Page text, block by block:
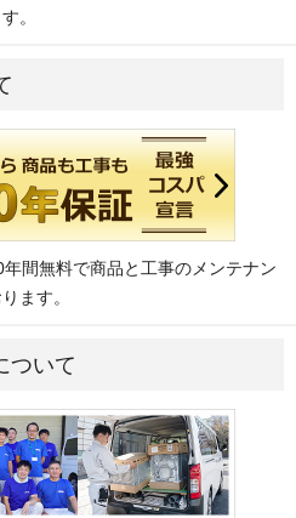
。
間無料で商品と工事のメンテナン
ます。
ついて